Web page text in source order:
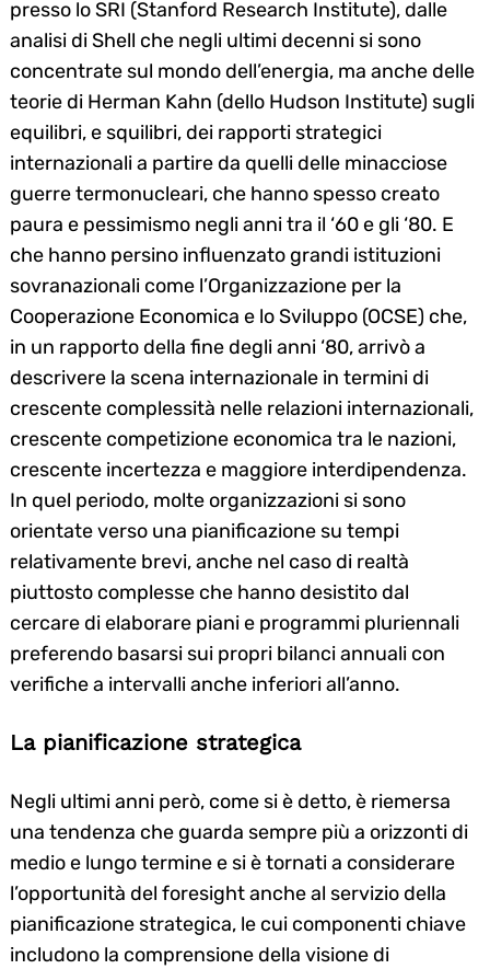
presso lo SRI (Stanford Research Institute), dalle
analisi di Shell che negli ultimi decenni si sono
concentrate sul mondo dell’energia, ma anche delle
teorie di Herman Kahn (dello Hudson Institute) sugli
equilibri, e squilibri, dei rapporti strategici
internazionali a partire da quelli delle minacciose
guerre termonucleari, che hanno spesso creato
paura e pessimismo negli anni tra il ‘60 e gli ‘80. E
che hanno persino influenzato grandi istituzioni
sovranazionali come l’Organizzazione per la
Cooperazione Economica e lo Sviluppo (OCSE) che,
in un rapporto della fine degli anni ‘80, arrivò a
descrivere la scena internazionale in termini di
crescente complessità nelle relazioni internazionali,
crescente competizione economica tra le nazioni,
crescente incertezza e maggiore interdipendenza.
In quel periodo, molte organizzazioni si sono
orientate verso una pianificazione su tempi
relativamente brevi, anche nel caso di realtà
piuttosto complesse che hanno desistito dal
cercare di elaborare piani e programmi pluriennali
preferendo basarsi sui propri bilanci annuali con
verifiche a intervalli anche inferiori all’anno.
La pianificazione strategica
Negli ultimi anni però, come si è detto, è riemersa
una tendenza che guarda sempre più a orizzonti di
medio e lungo termine e si è tornati a considerare
l’opportunità del foresight anche al servizio della
pianificazione strategica, le cui componenti chiave
includono la comprensione della visione di